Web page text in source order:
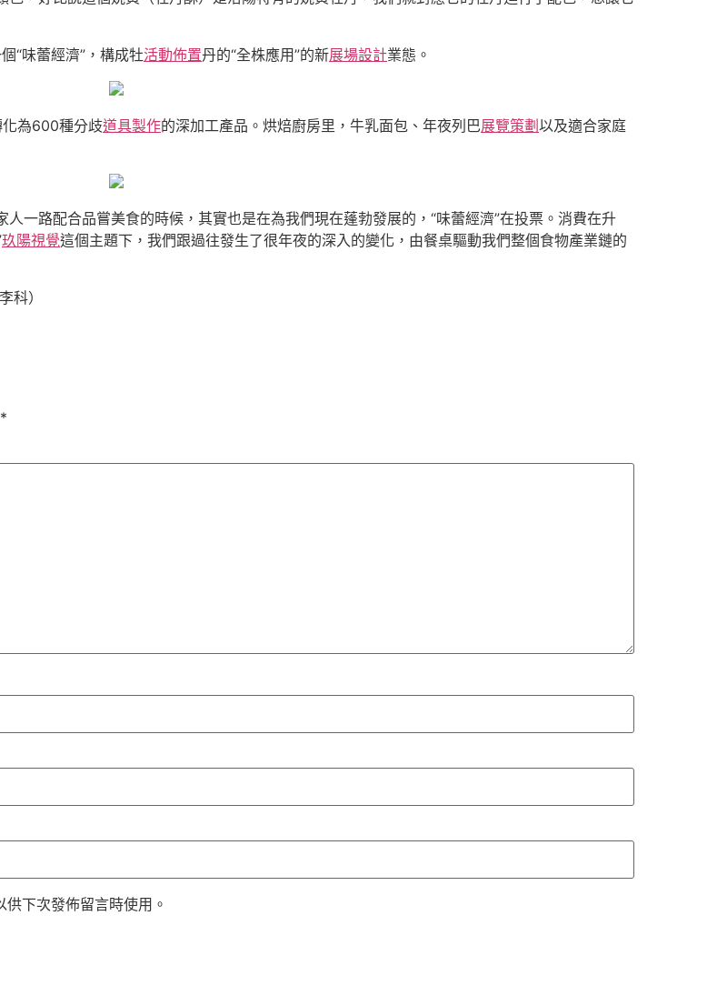
“味蕾經濟”，構成牡活動佈置丹的“全株應用”的新展場設計業態。
化為600種分歧道具製作的深加工產品。烘焙廚房里，牛乳面包、年夜列巴展覽策劃 以及適合家庭
人一路配合品嘗美食的時候，其實也是在為我們現在蓬勃發展的，“味蕾經濟”在投票。消費在升
玖陽視覺這個主題下，我們跟過往發生了很年夜的深入的變化，由餐桌驅動我們整個食物產業鏈的
科）
*
下次發佈留言時使用。